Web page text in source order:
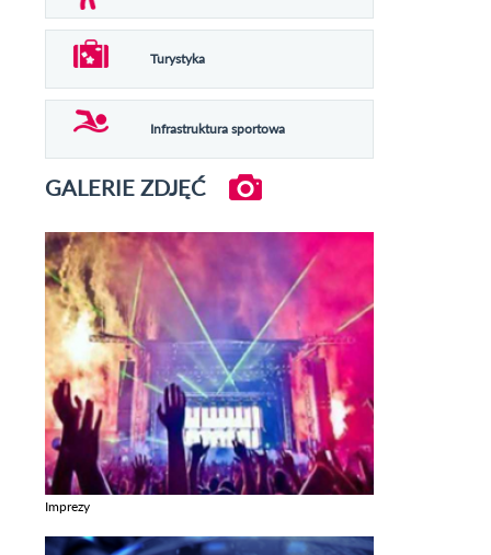
Turystyka
Infrastruktura sportowa
GALERIE ZDJĘĆ
Imprezy